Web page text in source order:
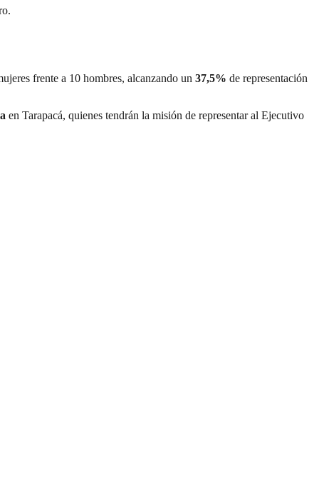
frente a 10 hombres, alcanzando un 37,5% de representación
en Tarapacá, quienes tendrán la misión de representar al Ejecutivo